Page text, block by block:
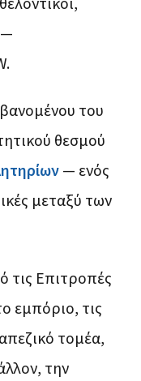
—
του
θεσμού
— ενός
μεταξύ των
τις Επιτροπές
εμπόριο, τις
τομέα,
την